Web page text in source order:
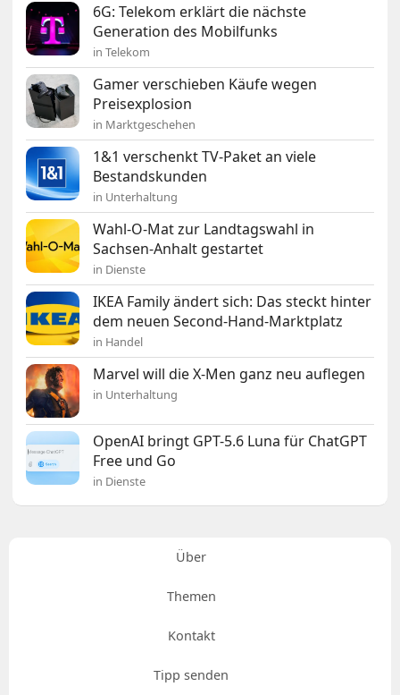
6G: Telekom erklärt die nächste
Generation des Mobilfunks
in Telekom
Gamer verschieben Käufe wegen
Preisexplosion
in Marktgeschehen
1&1 verschenkt TV-Paket an viele
Bestandskunden
in Unterhaltung
Wahl-O-Mat zur Landtagswahl in
Sachsen-Anhalt gestartet
in Dienste
IKEA Family ändert sich: Das steckt hinter
dem neuen Second-Hand-Marktplatz
in Handel
Marvel will die X-Men ganz neu auflegen
in Unterhaltung
OpenAI bringt GPT-5.6 Luna für ChatGPT
Free und Go
in Dienste
Über
Themen
Kontakt
Tipp senden